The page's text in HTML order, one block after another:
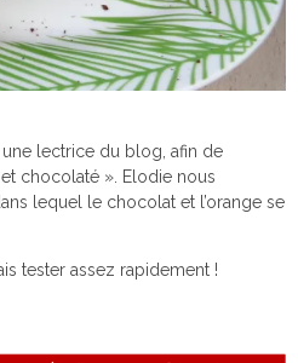
lectrice du blog, afin de
chocolaté ». Elodie nous
lequel le chocolat et l’orange se
tester assez rapidement !